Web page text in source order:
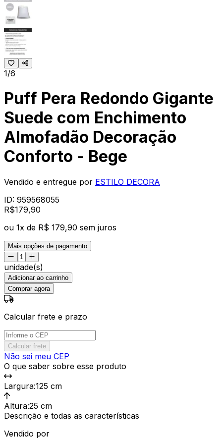
1/6
Puff Pera Redondo Gigante
Suede com Enchimento
Almofadão Decoração
Conforto - Bege
Vendido e entregue por ESTILO DECORA
ID: 959568055
R$179,90
ou 1x de R$ 179,90 sem juros
Mais opções de pagamento
unidade(s)
Adicionar ao carrinho
Comprar agora
Calcular frete e prazo
Calcular frete
Não sei meu CEP
O que saber sobre esse produto
Largura:125 cm
Altura:25 cm
Descrição e todas as características
Vendido por